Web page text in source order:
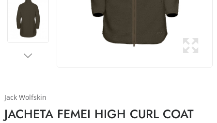
Jack Wolfskin
JACHETA FEMEI HIGH CURL COAT